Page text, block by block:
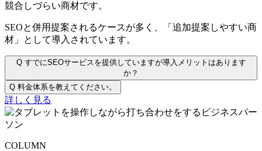
競合しづらい商材です。
SEOと併用提案されるケースが多く、「追加提案しやすい商
材」として導入されています。
Q すでにSEOサービスを提供していますが導入メリットはあります
か？
Q 料金体系を教えてください。
詳しく見る
COLUMN